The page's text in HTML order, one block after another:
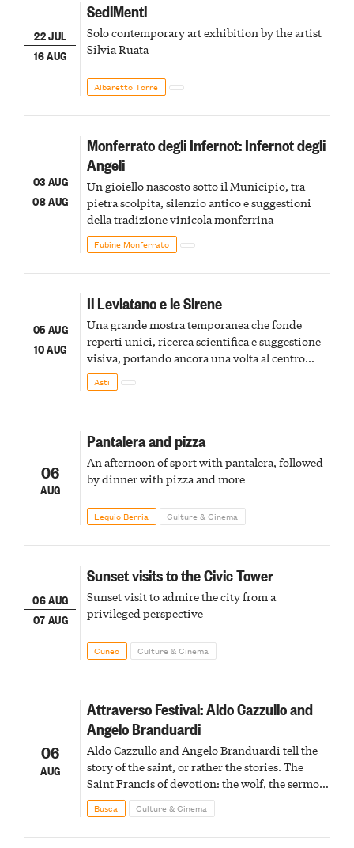
22 JUL
16 AUG
SediMenti
Solo contemporary art exhibition by the artist
Silvia Ruata
Albaretto Torre
03 AUG
08 AUG
Monferrato degli Infernot: Infernot degli
Angeli
Un gioiello nascosto sotto il Municipio, tra
pietra scolpita, silenzio antico e suggestioni
della tradizione vinicola monferrina
Fubine Monferrato
05 AUG
10 AUG
Il Leviatano e le Sirene
Una grande mostra temporanea che fonde
reperti unici, ricerca scientifica e suggestione
visiva, portando ancora una volta al centro
della scena le meraviglie del passato astigiano
Asti
06
AUG
Pantalera and pizza
An afternoon of sport with pantalera, followed
by dinner with pizza and more
Lequio Berria Culture & Cinema
06 AUG
07 AUG
Sunset visits to the Civic Tower
Sunset visit to admire the city from a
privileged perspective
Cuneo Culture & Cinema
06
AUG
Attraverso Festival: Aldo Cazzullo and
Angelo Branduardi
Aldo Cazzullo and Angelo Branduardi tell the
story of the saint, or rather the stories. The
Saint Francis of devotion: the wolf, the sermon
to the birds, the stigmata
Busca Culture & Cinema